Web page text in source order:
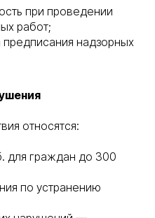
при проведении
работ;
надзорных
относятся:
для граждан до 300
по устранению